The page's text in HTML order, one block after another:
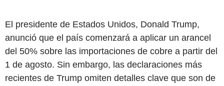
El presidente de Estados Unidos, Donald Trump,
anunció que el país comenzará a aplicar un arancel
del 50% sobre las importaciones de cobre a partir del
1 de agosto. Sin embargo, las declaraciones más
recientes de Trump omiten detalles clave que son de